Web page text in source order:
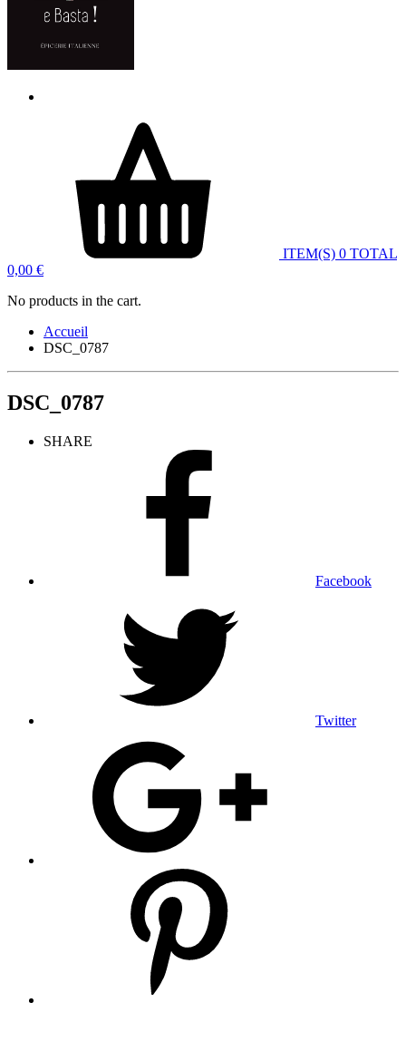
ITEM(S) 0 TOTAL
0,00 €
No products in the cart.
Accueil
DSC_0787
DSC_0787
SHARE
Facebook
Twitter